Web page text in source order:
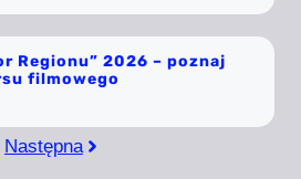
Regionu” 2026 – poznaj
filmowego
Następna